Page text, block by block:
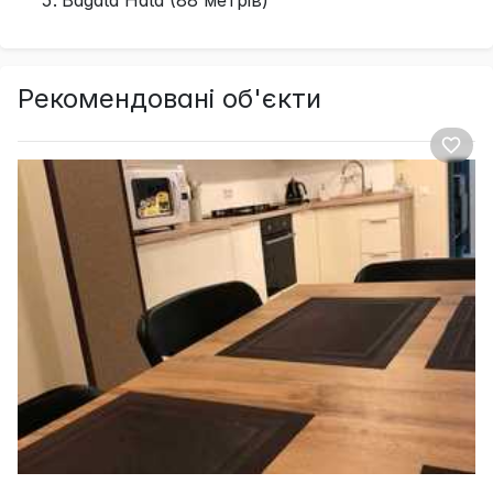
Рекомендовані об'єкти